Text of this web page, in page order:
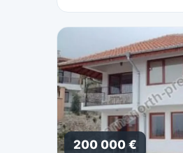
200 000 €